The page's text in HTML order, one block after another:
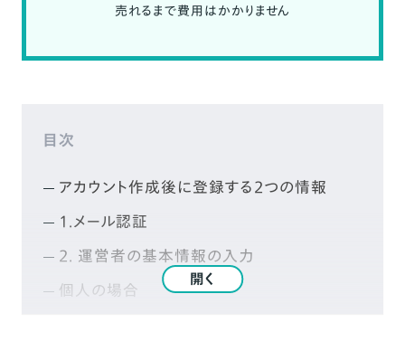
売れるまで費用はかかりません
目次
アカウント作成後に登録する2つの情報
1.メール認証
2. 運営者の基本情報の入力
個人の場合
開く